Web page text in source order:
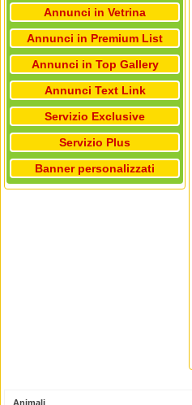
Annunci in Vetrina
Annunci in Premium List
Annunci in Top Gallery
Annunci Text Link
Servizio Exclusive
Servizio Plus
Banner personalizzati
Animali